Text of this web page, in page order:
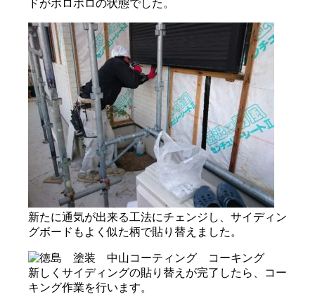
ドがボロボロの状態でした。
新たに通気が出来る工法にチェンジし、サイディン
グボードもよく似た柄で貼り替えました。
新しくサイディングの貼り替えが完了したら、コー
キング作業を行います。